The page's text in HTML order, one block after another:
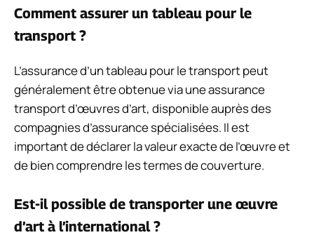
Comment assurer un tableau pour le
transport ?
L’assurance d’un tableau pour le transport peut
généralement être obtenue via une assurance
transport d’œuvres d’art, disponible auprès des
compagnies d’assurance spécialisées. Il est
important de déclarer la valeur exacte de l’œuvre et
de bien comprendre les termes de couverture.
Est-il possible de transporter une œuvre
d’art à l’international ?